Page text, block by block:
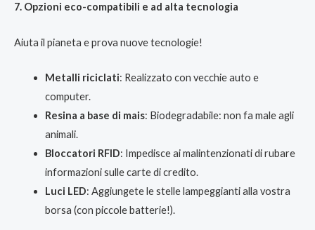
7. Opzioni eco-compatibili e ad alta tecnologia
Aiuta il pianeta e prova nuove tecnologie!
Metalli riciclati: Realizzato con vecchie auto e
computer.
Resina a base di mais: Biodegradabile: non fa male agli
animali.
Bloccatori RFID: Impedisce ai malintenzionati di rubare
informazioni sulle carte di credito.
Luci LED: Aggiungete le stelle lampeggianti alla vostra
borsa (con piccole batterie!).